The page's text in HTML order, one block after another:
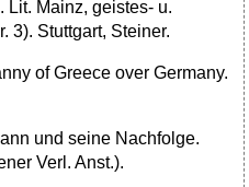
Lit. Mainz, geistes- u.
3). Stuttgart, Steiner.
of Greece over Germany.
und seine Nachfolge.
Verl. Anst.).